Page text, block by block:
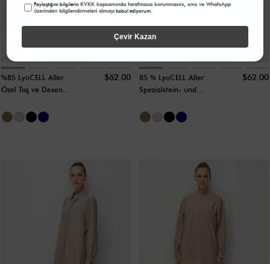
4
%85 LyoCELL Aller
Özel Taş ve Desen
Elbise Ferace-Laci
$62.00
85 % LyoCELL Aller
Spezialstein- und
Maxi-Tunika-Kleid
Abaya-Khaki
$62.00
Paylaştığım bilgilerinKVKK kapsamında tarafınızca korunmasını, sms ve WhatsApp
üzerinden bilgilendirmeleri almayı kabul ediyorum.
Çevir Kazan